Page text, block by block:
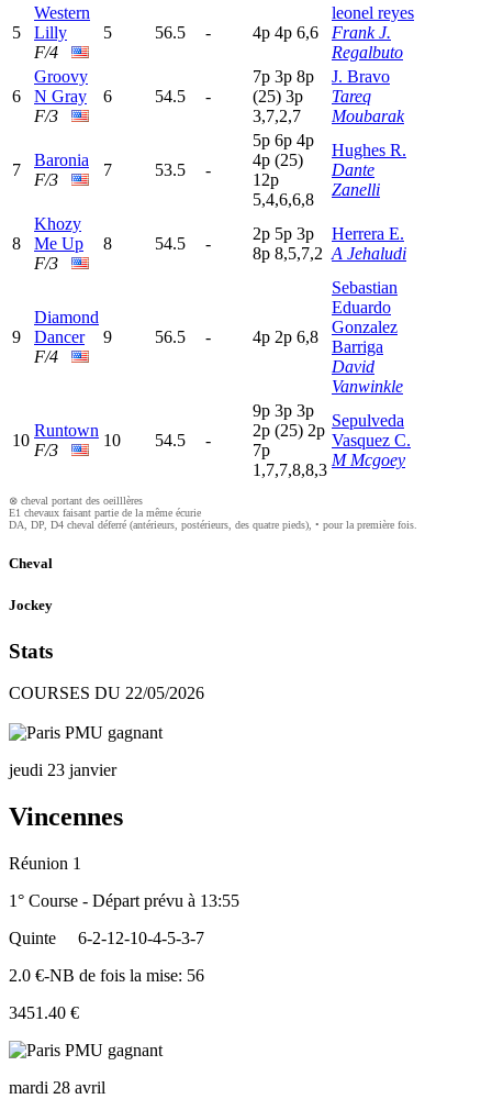
5
Western
Lilly
F/4
5 56.5 - 4p 4p 6,6
leonel reyes
Frank J.
Regalbuto
6
Groovy
N Gray
F/3
6 54.5 -
7p 3p 8p
(25) 3p
3,7,2,7
J. Bravo
Tareq
Moubarak
7
Baronia
F/3
7 53.5 -
5p 6p 4p
4p (25)
12p
5,4,6,6,8
Hughes R.
Dante
Zanelli
8
Khozy
Me Up
F/3
8 54.5 -
2p 5p 3p
8p 8,5,7,2
Herrera E.
A Jehaludi
9
Diamond
Dancer
F/4
9 56.5 - 4p 2p 6,8
Sebastian
Eduardo
Gonzalez
Barriga
David
Vanwinkle
10
Runtown
F/3
10 54.5 -
9p 3p 3p
2p (25) 2p
7p
1,7,7,8,8,3
Sepulveda
Vasquez C.
M Mcgoey
⊗ cheval portant des oeilllères
E1 chevaux faisant partie de la même écurie
DA, DP, D4 cheval déferré (antérieurs, postérieurs, des quatre pieds), • pour la première fois.
Cheval
Jockey
Stats
COURSES DU 22/05/2026
jeudi 23 janvier
Vincennes
Réunion 1
1° Course - Départ prévu à 13:55
Quinte
6-2-12-10-4-5-3-7
2.0 €-NB de fois la mise: 56
3451.40 €
mardi 28 avril